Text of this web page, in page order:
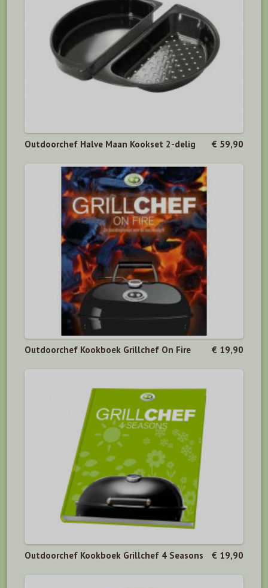
Outdoorchef Halve Maan Kookset 2-delig € 59,90
Outdoorchef Kookboek Grillchef On Fire € 19,90
Outdoorchef Kookboek Grillchef 4 Seasons € 19,90